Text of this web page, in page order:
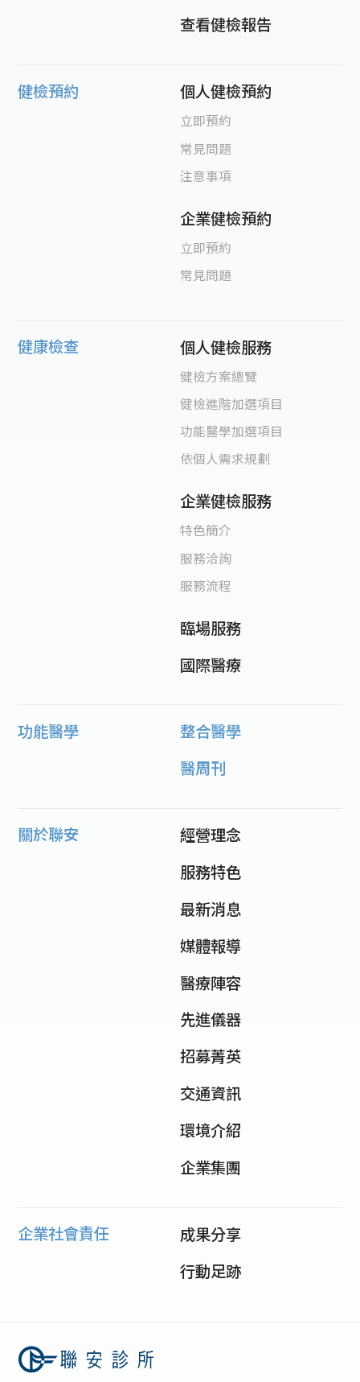
查看健檢報告
健檢預約 個人健檢預約
立即預約
常見問題
注意事項
企業健檢預約
立即預約
常見問題
健康檢查 個人健檢服務
健檢方案總覽
健檢進階加選項目
功能醫學加選項目
依個人需求規劃
企業健檢服務
特色簡介
服務洽詢
服務流程
臨場服務
國際醫療
功能醫學
整合醫學
醫周刊
關於聯安
經營理念
服務特色
最新消息
媒體報導
醫療陣容
先進儀器
招募菁英
交通資訊
環境介紹
企業集團
企業社會責任
成果分享
行動足跡